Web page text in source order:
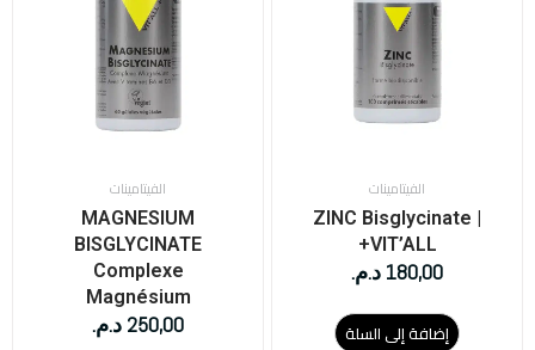
الفيتامينات
ZINC Bisglycinate |
VIT’ALL+
180,00 د.م.
إضافة إلى السلة
الفيتامينات
MAGNESIUM
BISGLYCINATE
Complexe
Magnésium
250,00 د.م.